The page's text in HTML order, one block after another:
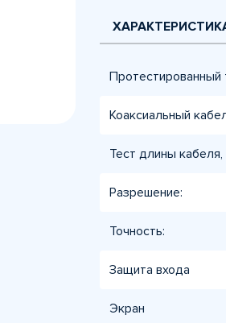
Протестированный
Коаксиальный
Тест длины кабеля,
Разрешение:
Точность:
Защита входа
Экран